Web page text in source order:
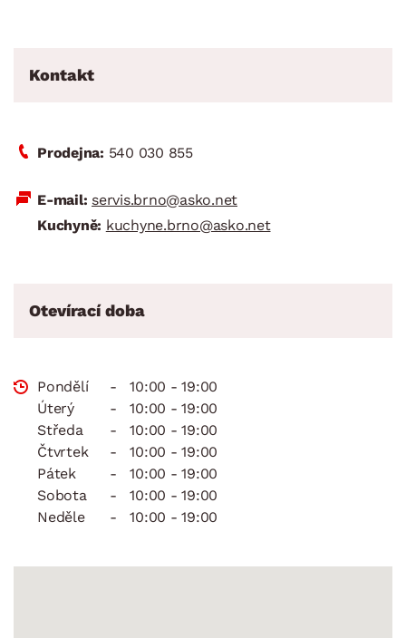
Kontakt
Prodejna: 540 030 855
E-mail: servis.brno@asko.net
Kuchyně: kuchyne.brno@asko.net
Otevírací doba
Pondělí -
10:00 - 19:00
Úterý
-
10:00 - 19:00
Středa
-
10:00 - 19:00
Čtvrtek
-
10:00 - 19:00
Pátek
-
10:00 - 19:00
Sobota
-
10:00 - 19:00
Neděle
- 10:00 - 19:00